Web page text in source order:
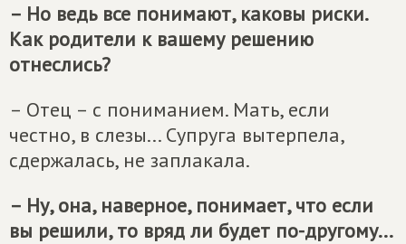
– Но ведь все понимают, каковы риски.
Как родители к вашему решению
отнеслись?
– Отец – с пониманием. Мать, если
честно, в слезы... Супруга вытерпела,
сдержалась, не заплакала.
– Ну, она, наверное, понимает, что если
вы решили, то вряд ли будет по-другому...